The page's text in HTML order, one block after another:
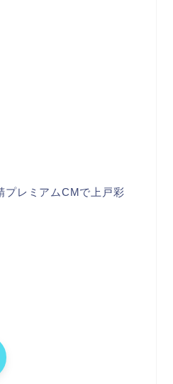
プレミアムCMで上戸彩